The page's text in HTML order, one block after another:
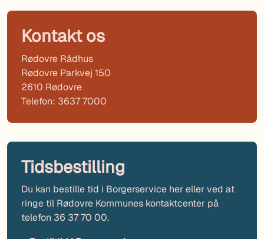
Kontakt os
Rødovre Rådhus
Rødovre Parkvej 150
2610 Rødovre
Telefon: 3637 7000
Tidsbestilling
Du kan bestille tid i Borgerservice her eller ved at
ringe til Rødovre Kommunes kontaktcenter på
telefon 36 37 70 00.